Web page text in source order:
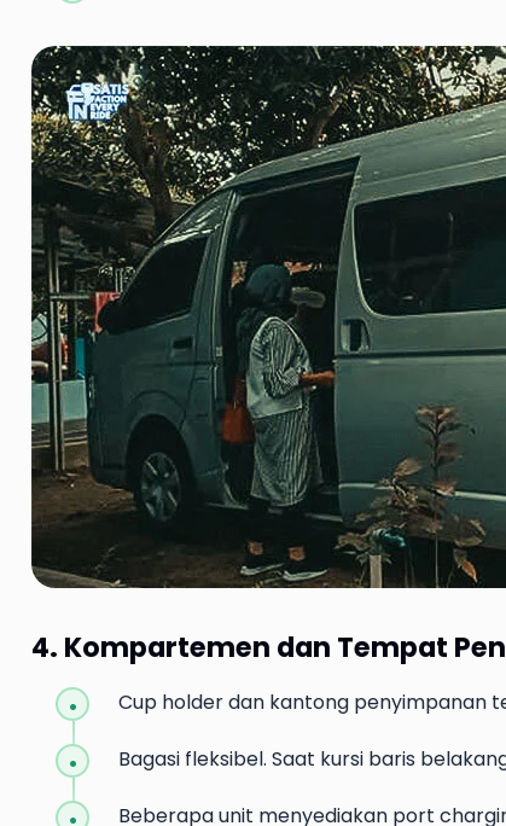
4. Kompartemen dan Tempat
Cup holder dan kantong penyimpanan
Bagasi fleksibel. Saat kursi baris
Beberapa unit menyediakan port